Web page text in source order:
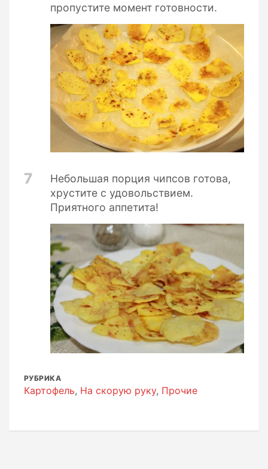
пропустите момент готовности.
7
Небольшая порция чипсов готова,
хрустите с удовольствием.
Приятного аппетита!
РУБРИКА
Картофель, На скорую руку, Прочие